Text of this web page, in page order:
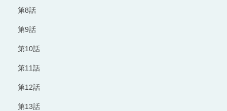
第8話
第9話
第10話
第11話
第12話
第13話